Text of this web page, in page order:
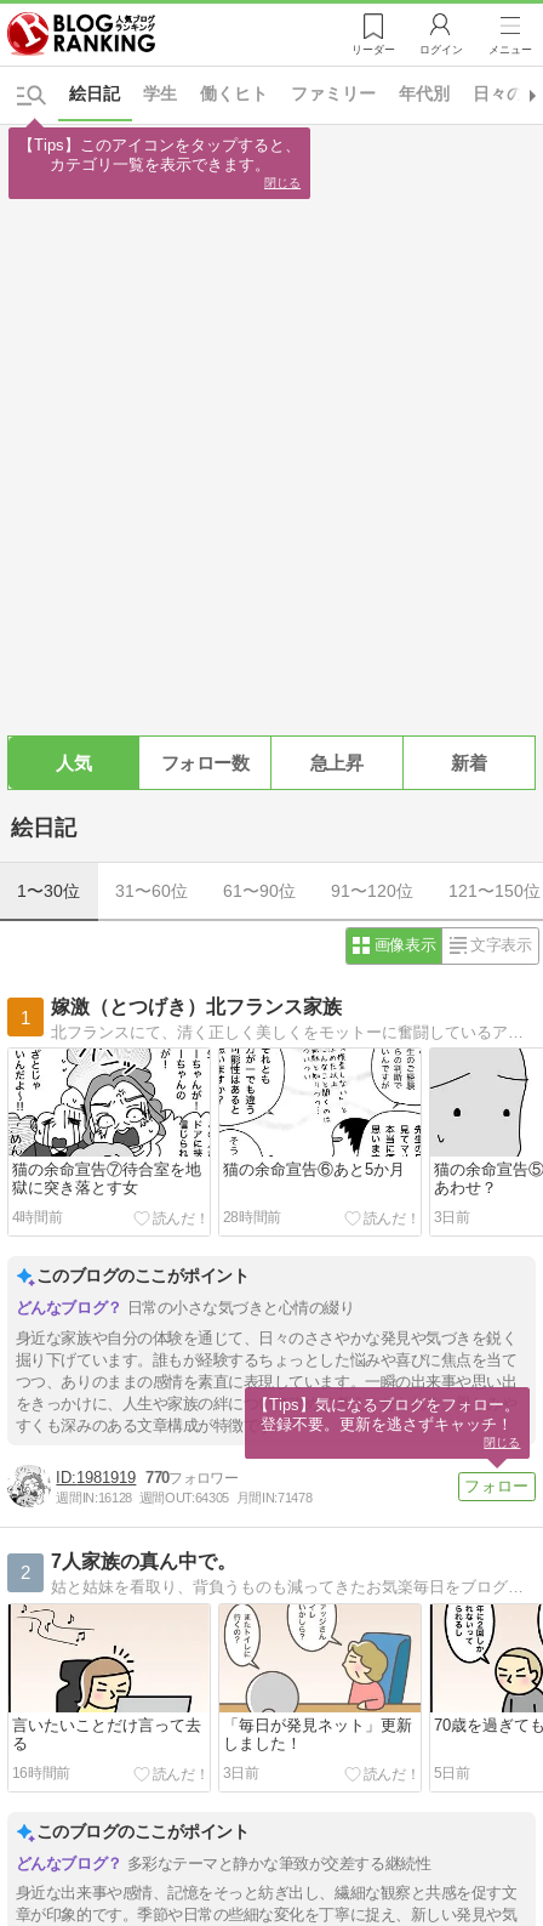
リーダー ログイン メニュー
学生 働くヒト ファミリー 年代別 日々の
絵日記
人気 フォロー数 急上昇 新着
絵日記
1〜30位 31〜60位 61〜90位 91〜120位 121〜150位
画像表示 文字表示
1
嫁激（とつげき）北フランス家族
猫の余命宣告⑦待合室を地
獄に突き落とす女
4時間前
猫の余命宣告⑥あと5か月
28時間前
猫の余命宣告
あわせ？
3日前
このブログのここがポイント
日常の小さな気づきと心情の綴り
身近な家族や自分の体験を通じて、日々のささやかな発見や気づきを鋭く
掘り下げています。誰もが経験するちょっとした悩みや喜びに焦点を当て
つつ、ありのままの感情を素直に表現しています。一瞬の出来事や思い出
をきっかけに、人生や家族の絆について改めて考えさせられる、親しみや
すくも深みのある文章構成が特徴です。
1981919 770
週間IN:16128 週間OUT:64305 月間IN:71478
2
7人家族の真ん中で。
姑と姑妹を看取り、背負うものも減ってきたお気楽毎日をブログで更新。心に描いた夫婦の未来予想図は思ったとおりにかなえられていくのか…？
言いたいことだけ言って去
る
16時間前
「毎日が発見ネット」更新
しました！
3日前
70歳を過ぎて
5日前
このブログのここがポイント
多彩なテーマと静かな筆致が交差する継続性
身近な出来事や感情、記憶をそっと紡ぎ出し、繊細な観察と共感を促す文
章が印象的です。季節や日常の些細な変化を丁寧に捉え、新しい発見や気
【Tips】このアイコンをタップすると、
カテゴリ一覧を表示できます。
閉じる
【Tips】気になるブログをフォロー。
登録不要。更新を逃さずキャッチ！
閉じる